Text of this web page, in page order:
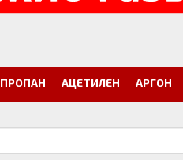
ПРОПАН АЦЕТИЛЕН АРГОН